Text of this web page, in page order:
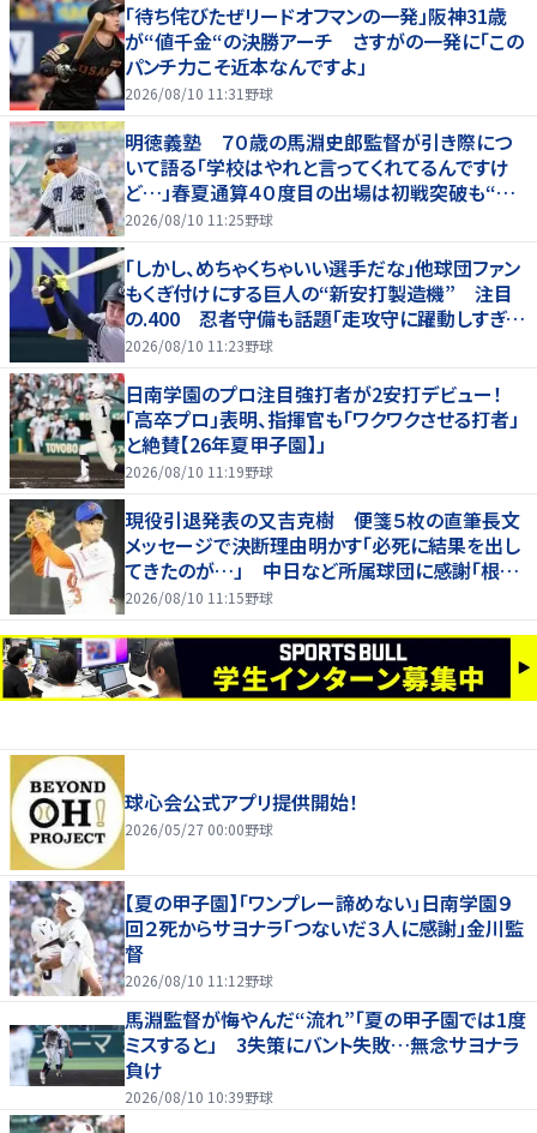
「待ち侘びたぜリードオフマンの一発」阪神31歳
が“値千金“の決勝アーチ さすがの一発に「この
パンチ力こそ近本なんですよ」
2026/08/10 11:31 野球
明徳義塾 ７０歳の馬淵史郎監督が引き際につ
いて語る「学校はやれと言ってくれてるんですけ
ど…」春夏通算４０度目の出場は初戦突破も“馬
淵節”炸裂
2026/08/10 11:25野球
「しかし、めちゃくちゃいい選手だな」他球団ファン
もくぎ付けにする巨人の“新安打製造機” 注目
の.400 忍者守備も話題「走攻守に躍動しすぎだ
ろ」
2026/08/10 11:23野球
日南学園のプロ注目強打者が2安打デビュー！
「高卒プロ」表明、指揮官も「ワクワクさせる打者」
と絶賛【26年夏甲子園】」
2026/08/10 11:19野球
現役引退発表の又吉克樹 便箋５枚の直筆長文
メッセージで決断理由明かす「必死に結果を出し
てきたのが…」 中日など所属球団に感謝「根気
強く指導してもらった」
2026/08/10 11:15野球
球心会公式アプリ提供開始！
2026/05/27 00:00野球
【夏の甲子園】「ワンプレー諦めない」日南学園９
回２死からサヨナラ「つないだ３人に感謝」金川監
督
2026/08/10 11:12野球
馬淵監督が悔やんだ“流れ”「夏の甲子園では1度
ミスすると」 3失策にバント失敗…無念サヨナラ
負け
2026/08/10 10:39野球